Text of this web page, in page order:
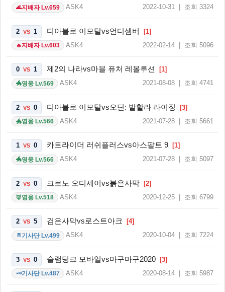
🌊지배자 Lv.659 ASK4 2022-10-31 | 조회 3324
2 VS 1 디아블로 이모탈vs언디셈버 [1]
🔥지배자 Lv.603 ASK4 2022-02-14 | 조회 5096
0 VS 1 제2의 나라vs마블 퓨처 레볼루션 [1]
🐲영웅 Lv.569 ASK4 2021-08-08 | 조회 4741
2 VS 0 디아블로 이모탈vs오딘: 발할라 라이징 [3]
🐲영웅 Lv.566 ASK4 2021-07-28 | 조회 5661
1 VS 0 카트라이더 러쉬플러스vs아스팔트 9 [1]
🐲영웅 Lv.566 ASK4 2021-07-28 | 조회 5097
2 VS 0 크로노 오디세이vs붉은사막 [2]
🦊영웅 Lv.518 ASK4 2020-12-25 | 조회 6799
2 VS 5 검은사막vs로스트아크 [4]
🚪기사단 Lv.499 ASK4 2020-10-04 | 조회 7224
3 VS 0 슬램덩크 모바일vs마구마구2020 [3]
🗝️기사단 Lv.487 ASK4 2020-08-14 | 조회 5987